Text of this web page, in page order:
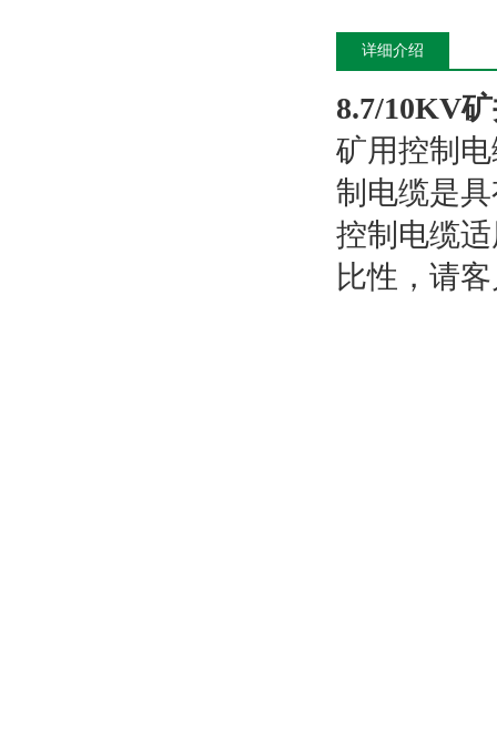
详细介绍
8.7/10KV
矿用控制
制电缆是
控制电缆
比性，请